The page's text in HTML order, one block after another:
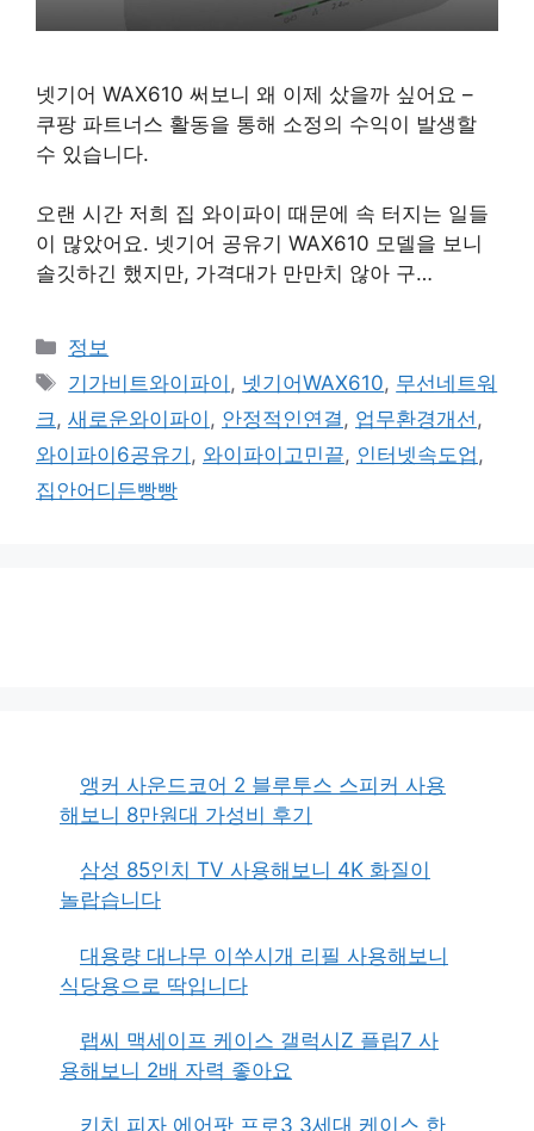
넷기어 WAX610 써보니 왜 이제 샀을까 싶어요 –
쿠팡 파트너스 활동을 통해 소정의 수익이 발생할
수 있습니다.
오랜 시간 저희 집 와이파이 때문에 속 터지는 일들
이 많았어요. 넷기어 공유기 WAX610 모델을 보니
솔깃하긴 했지만, 가격대가 만만치 않아 구…
카
테
리
정보
태
그
기가비트와이파이 , 넷기어WAX610, 무선네트워
크, 새로운와이파이 , 안정적인연결 , 업무환경개선,
와이파이6공유기 , 와이파이고민끝, 인터넷속도업,
집안어디든빵빵
앵커 사운드코어 2 블루투스 스피커 사용
해보니 8만원대 가성비 후기
삼성 85인치 TV 사용해보니 4K 화질이
놀랍습니다
대용량 대나무 이쑤시개 리필 사용해보니
식당용으로 딱입니다
랩씨 맥세이프 케이스 갤럭시Z 플립7 사
용해보니 2배 자력 좋아요
키치 피자 에어팟 프로3 3세대 케이스 한